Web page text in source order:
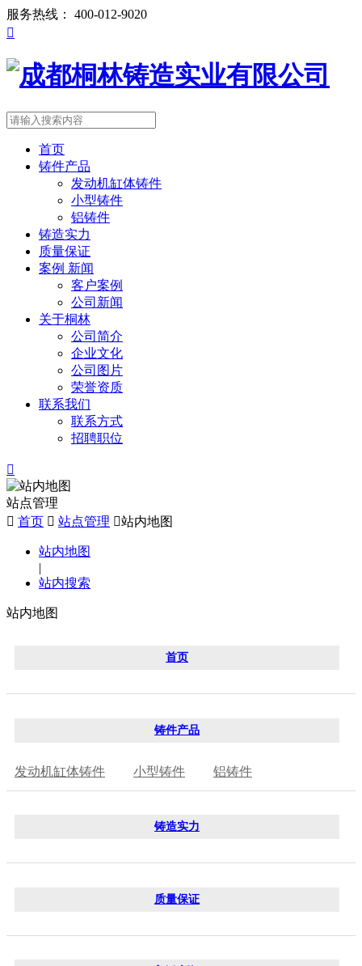
服务热线：
400-012-9020

首页
铸件产品
发动机缸体铸件
小型铸件
铝铸件
铸造实力
质量保证
案例 新闻
客户案例
公司新闻
关于桐林
公司简介
企业文化
公司图片
荣誉资质
联系我们
联系方式
招聘职位

站点管理
 首页  站点管理 站内地图
站内地图
|
站内搜索
站内地图
首页
铸件产品
发动机缸体铸件 小型铸件 铝铸件
铸造实力
质量保证